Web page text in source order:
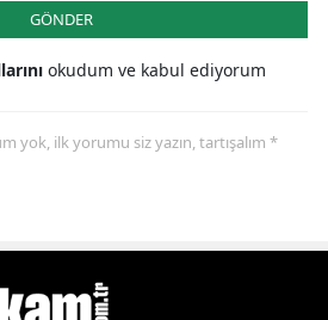
GÖNDER
okudum ve kabul ediyorum
yok, ilk yorumu siz yazın, tartışalım *